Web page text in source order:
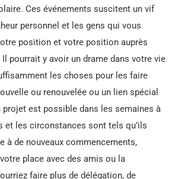
Ces événements suscitent un vif
personnel et les gens qui vous
position et votre position auprès
Il pourrait y avoir un drame dans votre vie
les choses pour les faire
ou renouvelée ou un lien spécial
projet est possible dans les semaines à
et les circonstances sont tels qu’ils
à de nouveaux commencements,
place avec des amis ou la
faire plus de délégation, de